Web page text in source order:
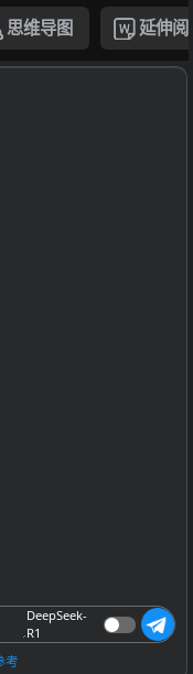
思维导图 延伸
DeepSeek-
R1
考